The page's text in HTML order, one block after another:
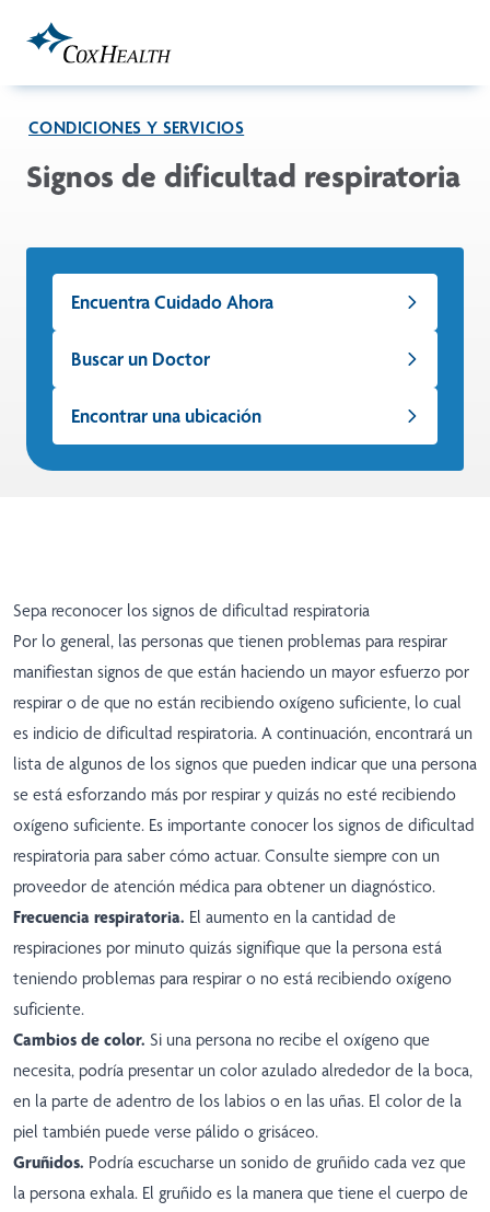
CONDICIONES Y SERVICIOS
Signos de dificultad respiratoria
Encuentra Cuidado Ahora
Buscar un Doctor
Encontrar una ubicación
Sepa reconocer los signos de dificultad respiratoria
Por lo general, las personas que tienen problemas para respirar
manifiestan signos de que están haciendo un mayor esfuerzo por
respirar o de que no están recibiendo oxígeno suficiente, lo cual
es indicio de dificultad respiratoria. A continuación, encontrará un
lista de algunos de los signos que pueden indicar que una persona
se está esforzando más por respirar y quizás no esté recibiendo
oxígeno suficiente. Es importante conocer los signos de dificultad
respiratoria para saber cómo actuar. Consulte siempre con un
proveedor de atención médica para obtener un diagnóstico.
Frecuencia respiratoria. El aumento en la cantidad de
respiraciones por minuto quizás signifique que la persona está
teniendo problemas para respirar o no está recibiendo oxígeno
suficiente.
Cambios de color. Si una persona no recibe el oxígeno que
necesita, podría presentar un color azulado alrededor de la boca,
en la parte de adentro de los labios o en las uñas. El color de la
piel también puede verse pálido o grisáceo.
Gruñidos. Podría escucharse un sonido de gruñido cada vez que
la persona exhala. El gruñido es la manera que tiene el cuerpo de